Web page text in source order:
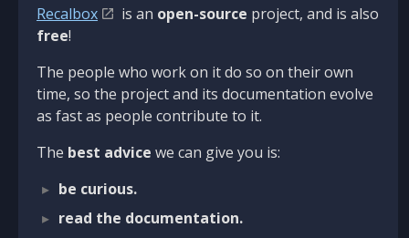
Recalbox is an open-source project, and is also
free!
The people who work on it do so on their own
time, so the project and its documentation evolve
as fast as people contribute to it.
The best advice we can give you is:
be curious.
read the documentation.